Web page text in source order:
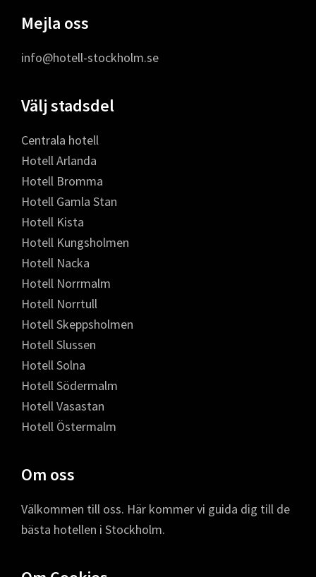
Mejla oss
info@hotell-stockholm.se
Välj stadsdel
Centrala hotell
Hotell Arlanda
Hotell Bromma
Hotell Gamla Stan
Hotell Kista
Hotell Kungsholmen
Hotell Nacka
Hotell Norrmalm
Hotell Norrtull
Hotell Skeppsholmen
Hotell Slussen
Hotell Solna
Hotell Södermalm
Hotell Vasastan
Hotell Östermalm
Om oss
Välkommen till oss. Här kommer vi guida dig till de
bästa hotellen i Stockholm.